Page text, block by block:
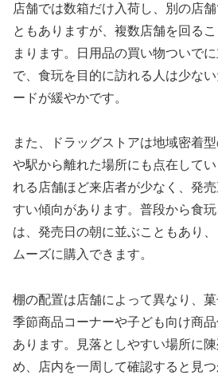
店舗では数箱だけ入荷し、別の店
ともありますが、複数店舗を回る
まります。日用品の買い物ついで
で、食玩を目的に訪れる人は少な
ードが緩やかです。
また、ドラッグストアは地域密着
や駅から離れた場所にも点在して
れる店舗ほど来店者が少なく、発
すい傾向があります。普段から食
は、発売日の朝に並ぶこともあり
ムーズに購入できます。
棚の配置は店舗によって異なり、菓
季節商品コーナーや子ども向け商
あります。見落としやすい場所に
め、店内を一周して確認すると見